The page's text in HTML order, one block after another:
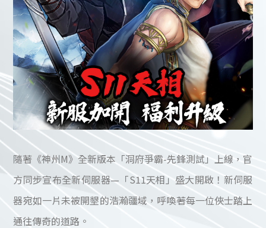
隨著《神州M》全新版本「洞府爭霸-先鋒測試」上線，官
方同步宣布全新伺服器—「S11天相」盛大開啟！新伺服
器宛如一片未被開墾的浩瀚疆域，呼喚著每一位俠士踏上
通往傳奇的道路。